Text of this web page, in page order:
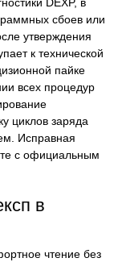
DEXP, в
сбоев или
утверждения
к технической
пайке
всех процедур
циклов заряда
Исправная
с официальным
в
чтение без